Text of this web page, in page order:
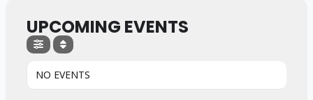
UPCOMING EVENTS
NO EVENTS